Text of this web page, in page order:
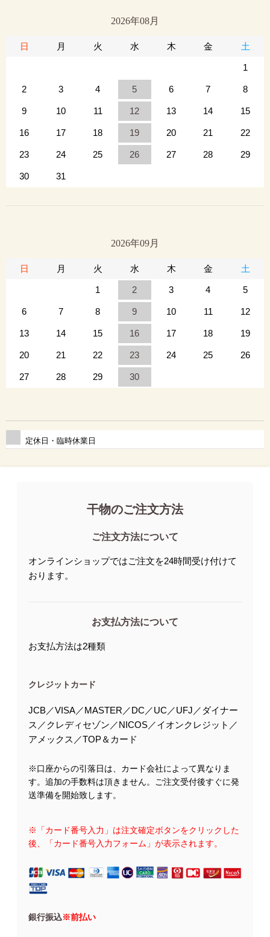
2026年08月
日 月 火 水 木 金 土
1
2 3 4 5 6 7 8
9 10 11 12 13 14 15
16 17 18 19 20 21 22
23 24 25 26 27 28 29
30 31
2026年09月
日 月 火 水 木 金 土
1 2 3 4 5
6 7 8 9 10 11 12
13 14 15 16 17 18 19
20 21 22 23 24 25 26
27 28 29 30
定休日・臨時休業日
干物のご注文方法
ご注文方法について
オンラインショップではご注文を24時間受け付けて
おります。
お支払方法について
お支払方法は2種類
クレジットカード
JCB／VISA／MASTER／DC／UC／UFJ／ダイナー
ス／クレディセゾン／NICOS／イオンクレジット／
アメックス／TOP＆カード
※口座からの引落日は、カード会社によって異なりま
す。追加の手数料は頂きません。ご注文受付後すぐに発
送準備を開始致します。
※「カード番号入力」は注文確定ボタンをクリックした
後、「カード番号入力フォーム」が表示されます。
銀行振込※前払い